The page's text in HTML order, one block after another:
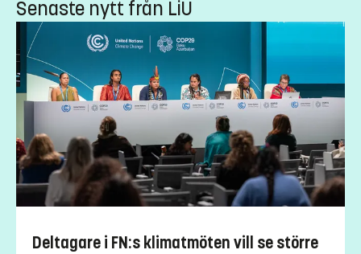
Senaste nytt från LiU
Deltagare i FN:s klimatmöten vill se större